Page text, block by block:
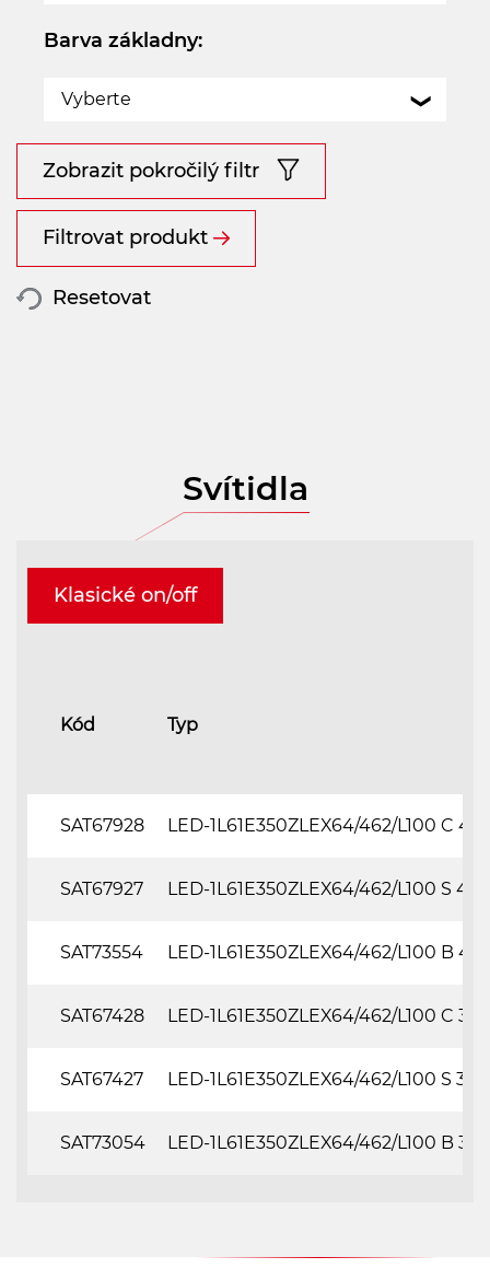
Barva základny:
Vyberte
Zobrazit pokročilý filtr
Filtrovat produkt
Resetovat
Svítidla
Klasické on/off
Kód Typ
SAT67928 LED-1L61E350ZLEX64/462/L100 C
SAT67927 LED-1L61E350ZLEX64/462/L100 S
SAT73554 LED-1L61E350ZLEX64/462/L100 B
SAT67428 LED-1L61E350ZLEX64/462/L100 C
SAT67427 LED-1L61E350ZLEX64/462/L100 S 3K#
SAT73054 LED-1L61E350ZLEX64/462/L100 B